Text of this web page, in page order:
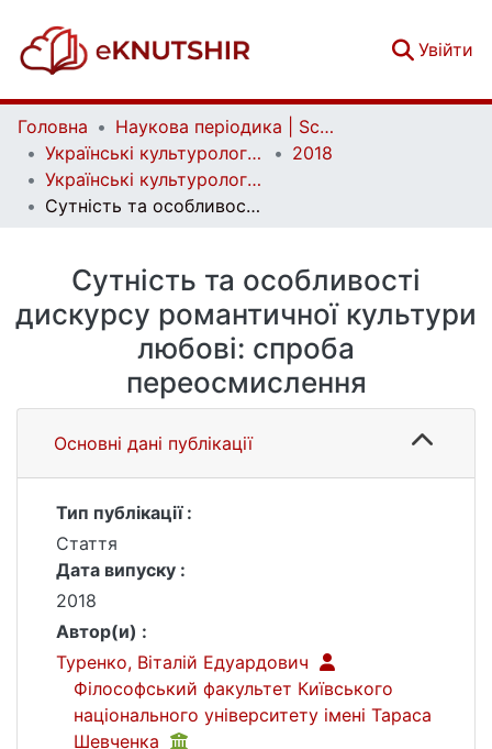
Увійти
Головна
Наукова періодика | Scientific periodicals
Українські культурологічні студії | Ukrainian Cultural Studies
2018
Українські культурологічні студії. № 1 (2)
Сутність та особливості дискурсу романтичної культури любові: спроба переосмислення
Сутність та особливості
дискурсу романтичної культури
любові: спроба
переосмислення
Основні дані публікації
Тип публікації :
Стаття
Дата випуску :
2018
Автор(и) :
Туренко, Віталій Едуардович
Філософський факультет Київського
національного університету імені Тараса
Шевченка